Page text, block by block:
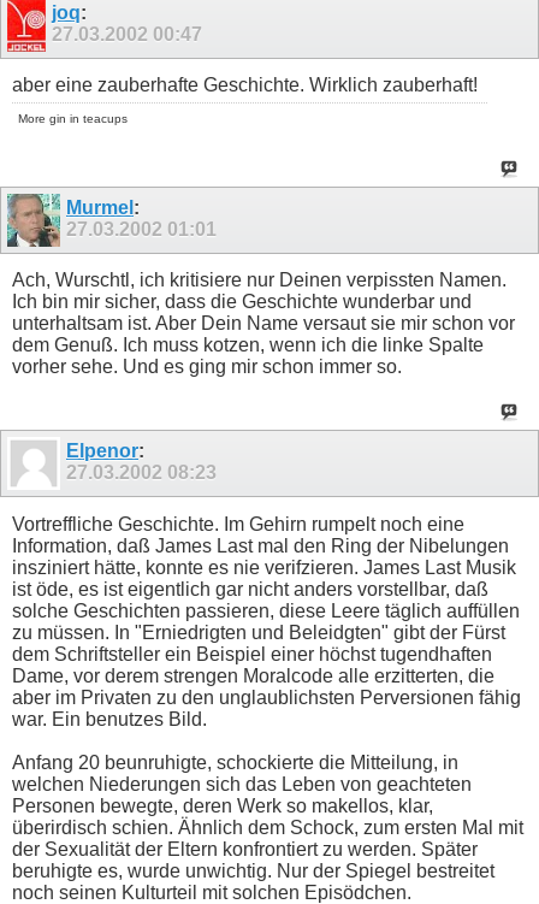
joq:
27.03.2002 00:47
aber eine zauberhafte Geschichte. Wirklich zauberhaft!
More gin in teacups
Murmel :
27.03.2002 01:01
Ach, Wurschtl, ich kritisiere nur Deinen verpissten Namen.
Ich bin mir sicher, dass die Geschichte wunderbar und
unterhaltsam ist. Aber Dein Name versaut sie mir schon vor
dem Genuß. Ich muss kotzen, wenn ich die linke Spalte
vorher sehe. Und es ging mir schon immer so.
Elpenor:
27.03.2002 08:23
Vortreffliche Geschichte. Im Gehirn rumpelt noch eine
Information, daß James Last mal den Ring der Nibelungen
insziniert hätte, konnte es nie verifzieren. James Last Musik
ist öde, es ist eigentlich gar nicht anders vorstellbar, daß
solche Geschichten passieren, diese Leere täglich auffüllen
zu müssen. In "Erniedrigten und Beleidgten" gibt der Fürst
dem Schriftsteller ein Beispiel einer höchst tugendhaften
Dame, vor derem strengen Moralcode alle erzitterten, die
aber im Privaten zu den unglaublichsten Perversionen fähig
war. Ein benutzes Bild.
Anfang 20 beunruhigte, schockierte die Mitteilung, in
welchen Niederungen sich das Leben von geachteten
Personen bewegte, deren Werk so makellos, klar,
überirdisch schien. Ähnlich dem Schock, zum ersten Mal mit
der Sexualität der Eltern konfrontiert zu werden. Später
beruhigte es, wurde unwichtig. Nur der Spiegel bestreitet
noch seinen Kulturteil mit solchen Episödchen.